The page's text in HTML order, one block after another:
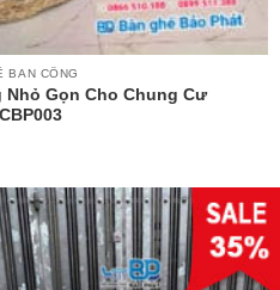
BAN CÔNG
Nhỏ Gọn Cho Chung Cư